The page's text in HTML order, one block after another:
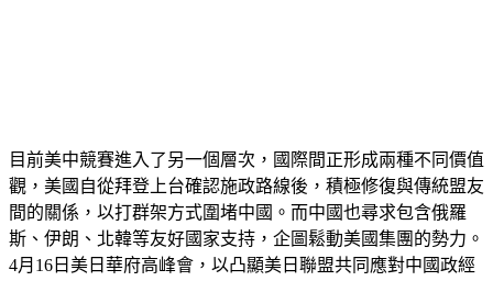
目前美中競賽進入了另一個層次，國際間正形成兩種不同價值
觀，美國自從拜登上台確認施政路線後，積極修復與傳統盟友
間的關係，以打群架方式圍堵中國。而中國也尋求包含俄羅
斯、伊朗、北韓等友好國家支持，企圖鬆動美國集團的勢力。